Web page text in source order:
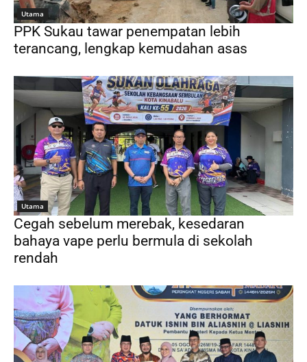
Utama
PPK Sukau tawar penempatan lebih
terancang, lengkap kemudahan asas
Utama
Cegah sebelum merebak, kesedaran
bahaya vape perlu bermula di sekolah
rendah